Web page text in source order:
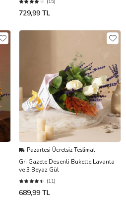
729,99 TL
Pazartesi Ücretsiz Teslimat
Gri Gazete Desenli Bukette Lavanta
ve 3 Beyaz Gül
(11)
689,99 TL